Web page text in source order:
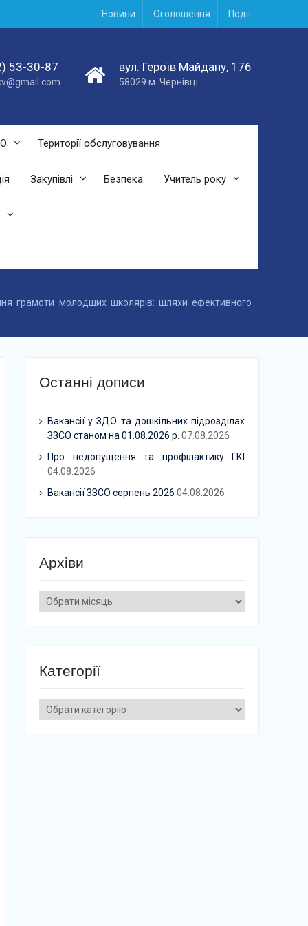
Новини Оголошення Події
53-30-87 вул. Героїв Майдану, 176
58029 м. Чернівці
Території обслуговування
Закупівлі Безпека Учитель року
грамоти молодших школярів: шляхи ефективного
Останні дописи
Вакансії у ЗДО та дошкільних підрозділах
ЗЗСО станом на 01.08.2026 р. 07.08.2026
Про недопущення та профілактику ГКІ
04.08.2026
Вакансії ЗЗСО серпень 2026 04.08.2026
Архіви
Архіви
Категорії
Категорії